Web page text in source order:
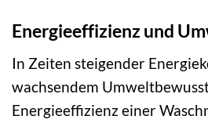
Energieeffizienz und
In Zeiten steigender
wachsendem
Energieeffizienz einer